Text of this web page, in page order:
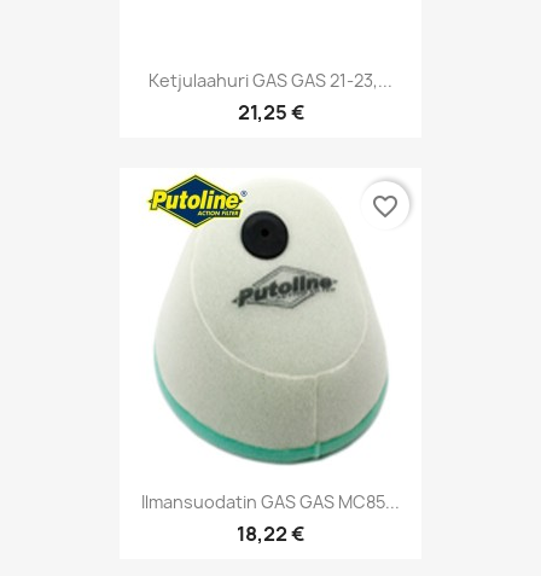
Ketjulaahuri GAS GAS 21-23,...
21,25 €
Ilmansuodatin GAS GAS MC85...
18,22 €
favorite_border